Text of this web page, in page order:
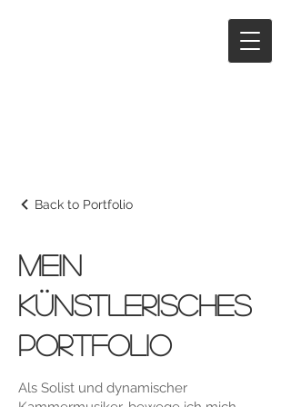
Back to Portfolio
Mein
künstlerisches
Portfolio
Als Solist und dynamischer